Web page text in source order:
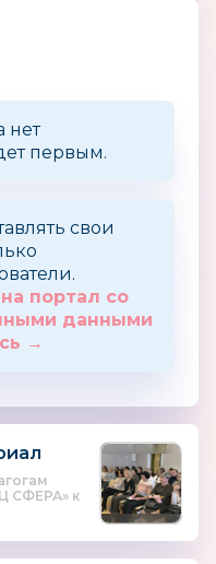
нет
первым.
свои
портал со
данными
→
СФЕРА» к